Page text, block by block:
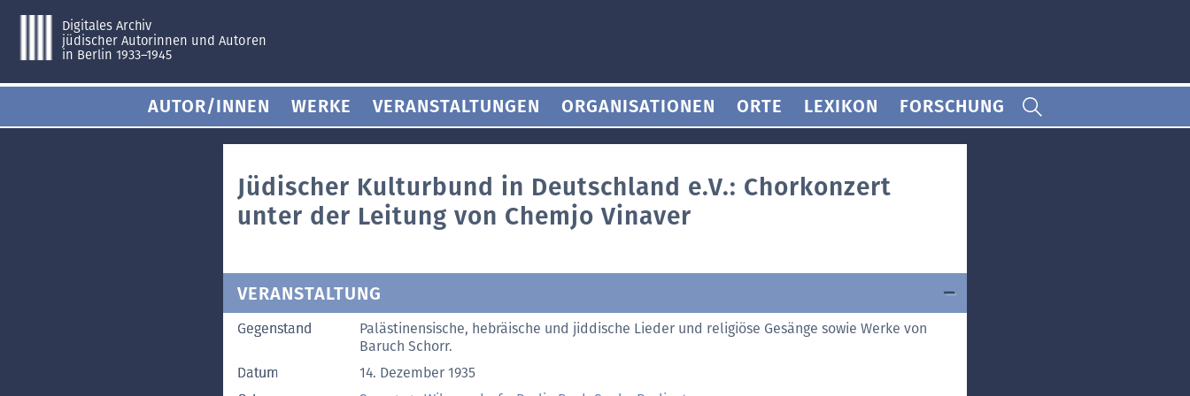
Digitales Archiv
jüdischer Autorinnen und Autoren
in Berlin 1933–1945
AUTOR/INNEN WERKE VERANSTALTUNGEN ORGANISATIONEN ORTE LEXIKON FORSCHUNG
Jüdischer Kulturbund in Deutschland e.V.: Chorkonzert
unter der Leitung von Chemjo Vinaver
VERANSTALTUNG
Gegenstand
Palästinensische, hebräische und jiddische Lieder und religiöse Gesänge sowie Werke von
Baruch Schorr.
Datum
14. Dezember 1935